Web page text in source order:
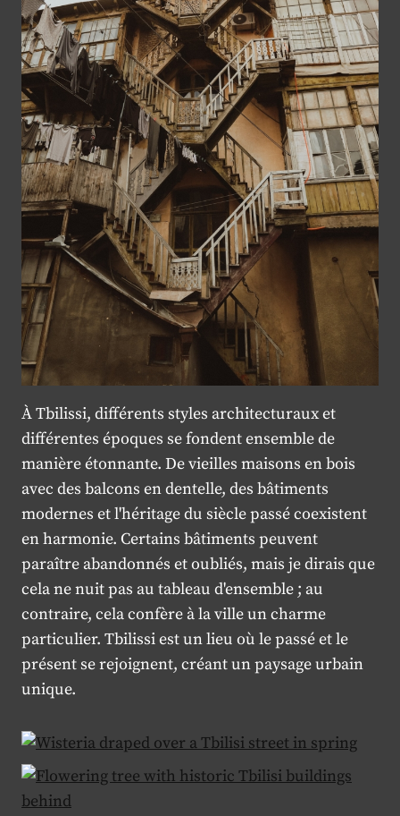
À Tbilissi, différents styles architecturaux et
différentes époques se fondent ensemble de
manière étonnante. De vieilles maisons en bois
avec des balcons en dentelle, des bâtiments
modernes et l'héritage du siècle passé coexistent
en harmonie. Certains bâtiments peuvent
paraître abandonnés et oubliés, mais je dirais que
cela ne nuit pas au tableau d'ensemble ; au
contraire, cela confère à la ville un charme
particulier. Tbilissi est un lieu où le passé et le
présent se rejoignent, créant un paysage urbain
unique.